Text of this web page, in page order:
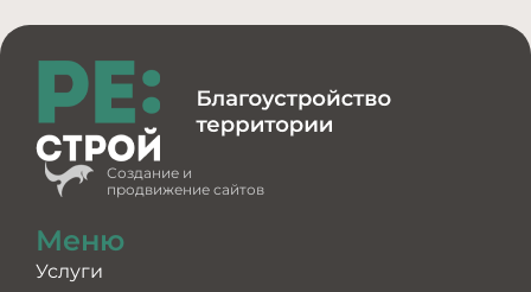
Создание и
продвижение сайтов
Меню
Услуги